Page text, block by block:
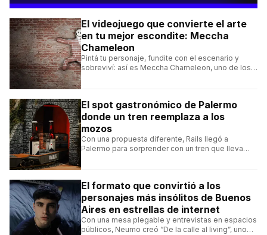
El videojuego que convierte el arte
en tu mejor escondite: Meccha
Chameleon
Pintá tu personaje, fundite con el escenario y
sobreviví: así es Meccha Chameleon, uno de los
El spot gastronómico de Palermo
donde un tren reemplaza a los
mozos
Con una propuesta diferente, Rails llegó a
Palermo para sorprender con un tren que lleva
El formato que convirtió a los
personajes más insólitos de Buenos
Aires en estrellas de internet
Con una mesa plegable y entrevistas en espacios
públicos, Neumo creó “De la calle al living”, uno